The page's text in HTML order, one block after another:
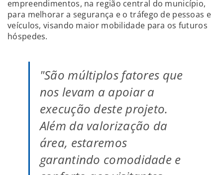
empreendimentos, na região central do município,
para melhorar a segurança e o tráfego de pessoas e
veículos, visando maior mobilidade para os futuros
hóspedes.
"São múltiplos fatores que
nos levam a apoiar a
execução deste projeto.
Além da valorização da
área, estaremos
garantindo comodidade e